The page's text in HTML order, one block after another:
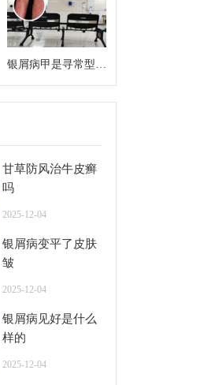
银屑病甲是寻常型牛
皮癣么
甘草防风治牛皮癣
吗
2025-12-04
银屑病变平了皮肤
皱
2025-12-04
银屑病见好是什么
样的
2025-12-04